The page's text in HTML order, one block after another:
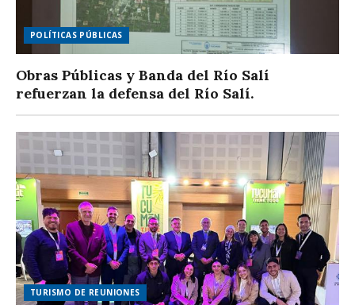
POLÍTICAS PÚBLICAS
Obras Públicas y Banda del Río Salí
refuerzan la defensa del Río Salí.
TURISMO DE REUNIONES